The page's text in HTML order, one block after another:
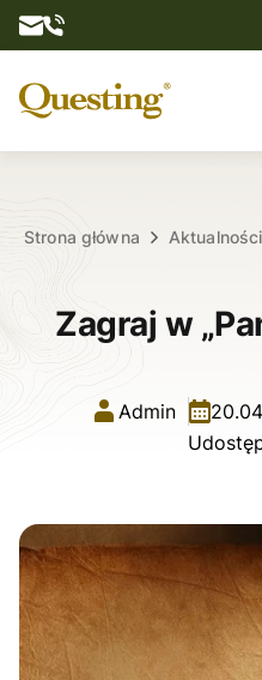
O
Strona główna Aktualności
Zagraj w
Admin